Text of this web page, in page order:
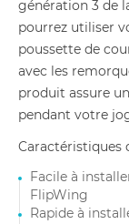
génération 3 de
pourrez utiliser
poussette de
avec les
produit assure
pendant votre
Caractéristiques
Facile à
FlipWing
Rapide à